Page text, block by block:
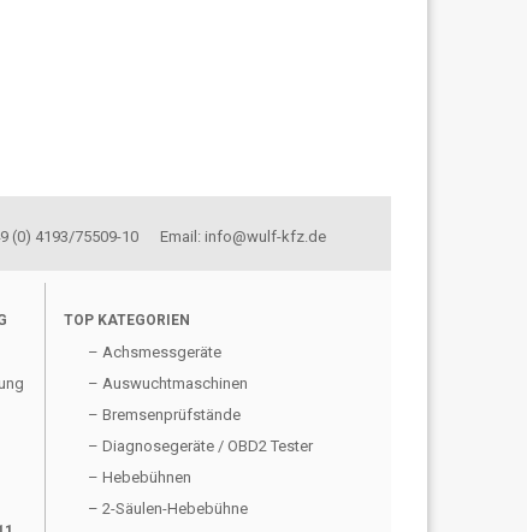
(0) 4193/75509-10 Email: info@wulf-kfz.de
TOP KATEGORIEN
– Achsmessgeräte
– Auswuchtmaschinen
– Bremsenprüfstände
– Diagnosegeräte / OBD2 Tester
– Hebebühnen
– 2-Säulen-Hebebühne